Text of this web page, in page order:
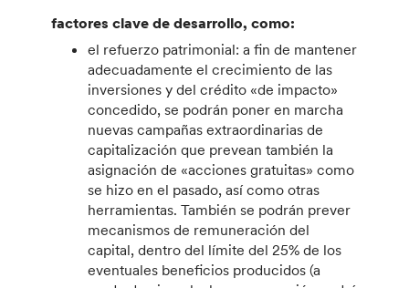
factores clave de desarrollo, como:
el refuerzo patrimonial: a fin de mantener
adecuadamente el crecimiento de las
inversiones y del crédito «de impacto»
concedido, se podrán poner en marcha
nuevas campañas extraordinarias de
capitalización que prevean también la
asignación de «acciones gratuitas» como
se hizo en el pasado, así como otras
herramientas. También se podrán prever
mecanismos de remuneración del
capital, dentro del límite del 25% de los
eventuales beneficios producidos (a